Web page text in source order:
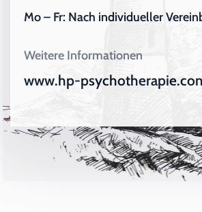
Mo – Fr: Nach individueller
Weitere Informationen
www.hp-